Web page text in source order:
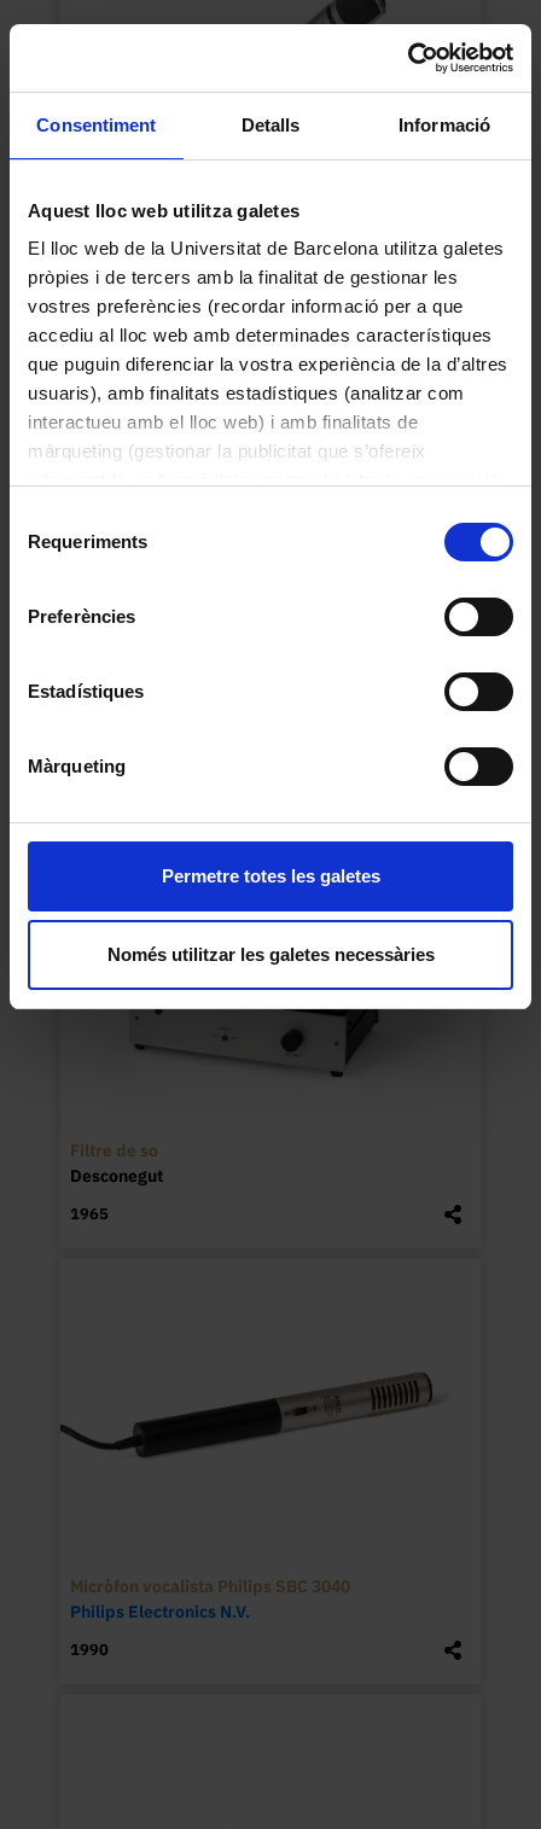
Consentiment Detalls Informació
Aquest lloc web utilitza galetes
El lloc web de la Universitat de Barcelona utilitza galetes
pròpies i de tercers amb la finalitat de gestionar les
vostres preferències (recordar informació per a que
accediu al lloc web amb determinades característiques
que puguin diferenciar la vostra experiència de la d’altres
usuaris), amb finalitats estadístiques (analitzar com
interactueu amb el lloc web) i amb finalitats de
màrqueting (gestionar la publicitat que s’ofereix
consultar laPolítica de galetes del lloc web de la
Requeriments
Preferències
Estadístiques
Màrqueting
Permetre totes les galetes
Només utilitzar les galetes necessàries
Micròfon de càpsula Uher M534
Uher-Werke
1969
1965
Filtre de so
Desconegut
1965
Micròfon vocalista Philips SBC 3040
Philips Electronics N.V.
1990